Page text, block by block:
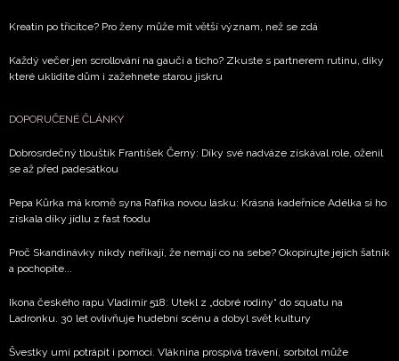
Kreatin po třicítce? Pro ženy může mít větší význam, než se zdá
Každý večer jen scrollování na gauči a ticho? Zkuste s partnerem rutinu, díky
které uklidíte dům i zažehnete starou jiskru
DOPORUČENÉ ČLÁNKY
Dobrosrdečný tlouštík František Černý: Díky své nadváze získával role, oženil
se až před padesátkou
Pepa Kůrka má kromě syna Rafíka novou lásku: Krásná kadeřnice Adélka si ho
získala díky jídlu z fast foodu
Proč Skandinávky nikdy neříkají, že nemají co na sebe? Okopírujte jejich šatník
a pochopíte...
Ikona českého rapu Vladimír 518: Utekl z „dobré rodiny“ do squatu na
Ladronku. 30 let ovlivňuje hudební scénu a dobyl svět kultury
Švestky umí potrápit i pomoci. Vláknina prospívá trávení, sorbitol může